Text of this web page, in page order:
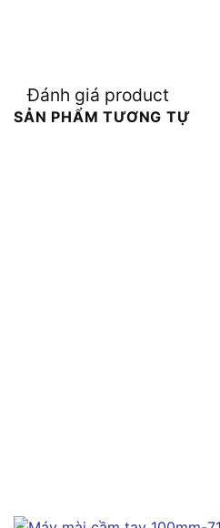
Đánh giá product
SẢN PHẨM TƯƠNG TỰ